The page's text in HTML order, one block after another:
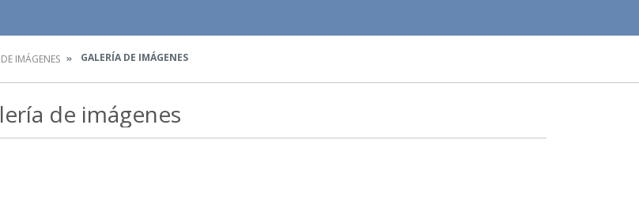
IMÁGENES GALERÍA DE IMÁGENES
de imágenes